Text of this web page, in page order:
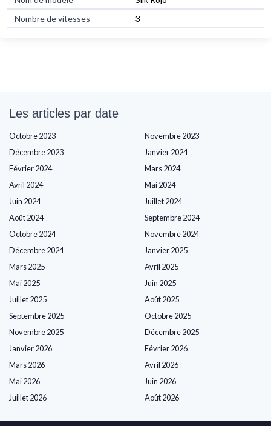
Nombre de vitesses
3
Les articles par date
Octobre 2023
Novembre 2023
Décembre 2023
Janvier 2024
Février 2024
Mars 2024
Avril 2024
Mai 2024
Juin 2024
Juillet 2024
Août 2024
Septembre 2024
Octobre 2024
Novembre 2024
Décembre 2024
Janvier 2025
Mars 2025
Avril 2025
Mai 2025
Juin 2025
Juillet 2025
Août 2025
Septembre 2025
Octobre 2025
Novembre 2025
Décembre 2025
Janvier 2026
Février 2026
Mars 2026
Avril 2026
Mai 2026
Juin 2026
Juillet 2026
Août 2026